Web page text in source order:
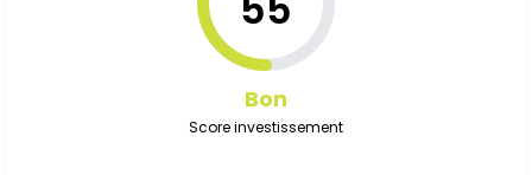
Bon
Score investissement